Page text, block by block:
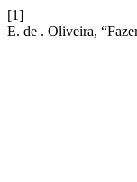
[1]
E. de . Oliveira,